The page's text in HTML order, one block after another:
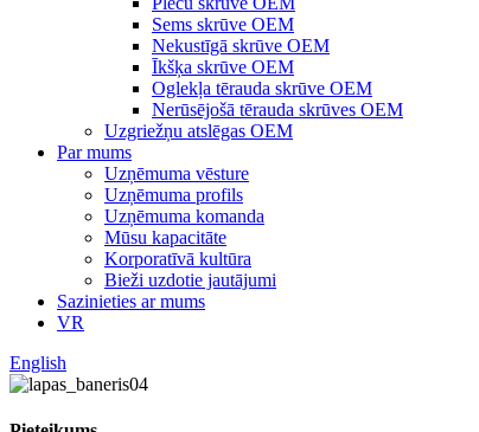
Sems skrūve OEM
Nekustīgā skrūve OEM
Īkšķa skrūve OEM
Oglekļa tērauda skrūve OEM
Nerūsējošā tērauda skrūves OEM
Uzgriežņu atslēgas OEM
Par mums
Uzņēmuma vēsture
Uzņēmuma profils
Uzņēmuma komanda
Mūsu kapacitāte
Korporatīvā kultūra
Bieži uzdotie jautājumi
Sazinieties ar mums
VR
English